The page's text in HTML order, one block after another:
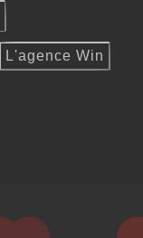
L'agence Win